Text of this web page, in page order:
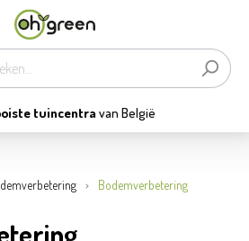
tuincentravan België
Bodemverbetering